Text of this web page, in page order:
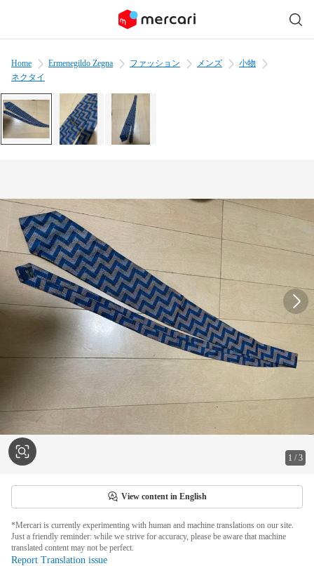
Home Ermenegildo Zegna ファッション メンズ
小物
ネクタイ
1 /3
View content in English
*Mercari is currently experimenting with human and machine translations on our site.
Just a friendly reminder: while we strive for accuracy, please be aware that machine
translated content may not be perfect.
Report Translation issue